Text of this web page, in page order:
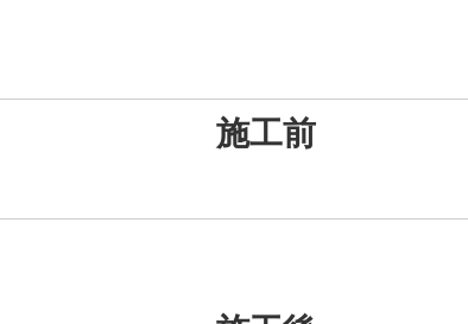
施工前